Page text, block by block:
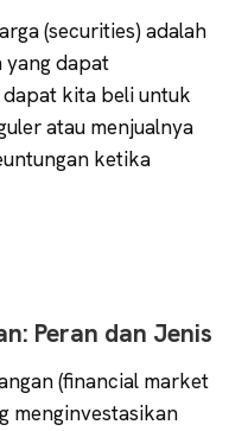
(securities) adalah
yang dapat
kita beli untuk
atau menjualnya
ketika
Peran dan Jenis
(financial market
menginvestasikan